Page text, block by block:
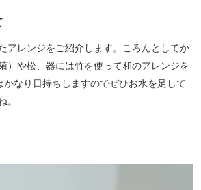
アレンジをご紹介します。ころんとしてか
）や松、器には竹を使って和のアレンジを
なり日持ちしますのでぜひお水を足して